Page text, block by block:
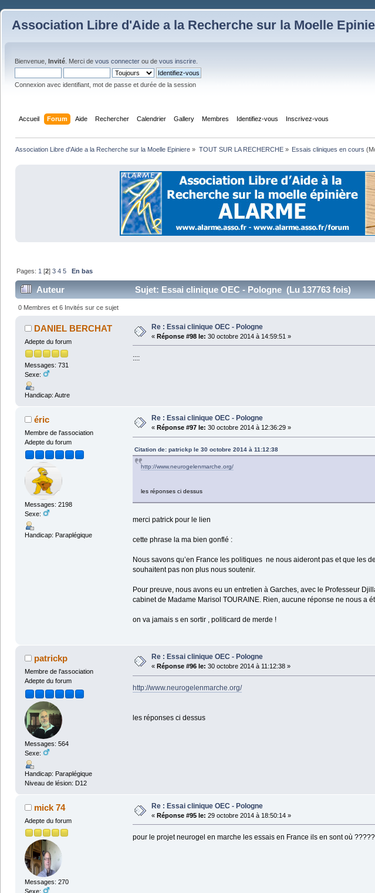
Association Libre d'Aide a la Recherche sur la Moelle
Bienvenue, Invité . Merci de vous connecter ou de vous inscrire
Connexion avec identifiant, mot de passe et durée de la session
Accueil Forum Aide Rechercher Calendrier Gallery Membres Identifiez-vous Inscrivez-vous
Association Libre d'Aide a la Recherche sur la Moelle Epiniere » TOUT SUR LA RECHERCHE» Essais cliniques en cours
Pages: 1 [2]3 4 5 En bas
Auteur Sujet: Essai clinique OEC - Pologne (Lu 137763 fois)
0 Membres et 6 Invités sur ce sujet
DANIEL BERCHAT
Adepte du forum
Messages: 731
Sexe:
Handicap: Autre
Re : Essai clinique OEC - Pologne
« Réponse #98 le: 30 octobre 2014 à 14:59:51 »
::::
éric
Membre de l'association
Adepte du forum
Messages: 2198
Sexe:
Handicap: Paraplégique
Re : Essai clinique OEC - Pologne
« Réponse #97 le: 30 octobre 2014 à 12:36:29 »
Citation de: patrickp le 30 octobre 2014 à 11:12:38
http://www.neurogelenmarche.org/
les réponses ci dessus
merci patrick pour le lien
cette phrase la ma bien gonflé :
Nous savons qu’en France les politiques ne nous aideront pas et que les
souhaitent pas non plus nous soutenir.
Pour preuve, nous avons eu un entretien à Garches, avec le Professeur
cabinet de Madame Marisol TOURAINE. Rien, aucune réponse ne nous a
on va jamais s en sortir , politicard de merde !
patrickp
Membre de l'association
Adepte du forum
Messages: 564
Sexe:
Handicap: Paraplégique
Niveau de lésion: D12
Re : Essai clinique OEC - Pologne
« Réponse #96 le: 30 octobre 2014 à 11:12:38 »
http://www.neurogelenmarche.org/
les réponses ci dessus
mick 74
Adepte du forum
Messages: 270
Sexe:
Re : Essai clinique OEC - Pologne
« Réponse #95 le: 29 octobre 2014 à 18:50:14 »
pour le projet neurogel en marche les essais en France ils en sont où